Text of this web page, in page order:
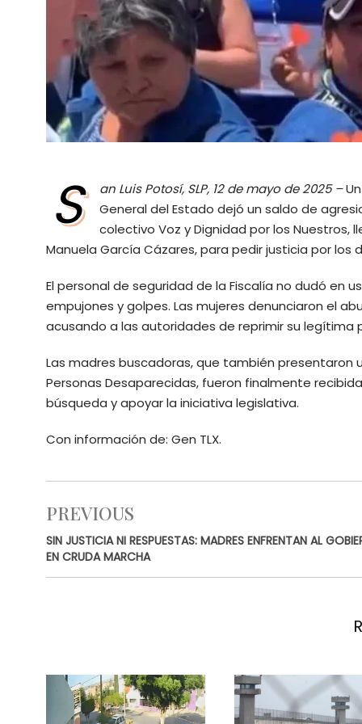
S an Luis Potosí, SLP, 12 de mayo de 2025 –
General del Estado dejó un saldo de
colectivo Voz y Dignidad por los Nuestros,
Manuela García Cázares, para pedir justicia por los
El personal de seguridad de la Fiscalía no dudó en
empujones y golpes. Las mujeres denunciaron el
acusando a las autoridades de reprimir su legítima
Las madres buscadoras, que también presentaron
Personas Desaparecidas, fueron finalmente
búsqueda y apoyar la iniciativa legislativa.
Con información de: Gen TLX.
PREVIOUS
SIN JUSTICIA NI RESPUESTAS: MADRES ENFRENTAN AL
EN CRUDA MARCHA